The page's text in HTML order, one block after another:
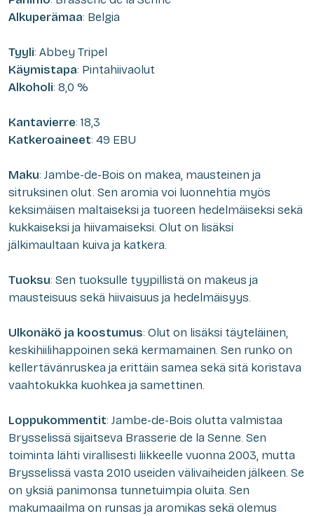
Alkuperämaa: Belgia
Tyyli: Abbey Tripel
Käymistapa: Pintahiivaolut
Alkoholi: 8,0 %
Kantavierre: 18,3
Katkeroaineet: 49 EBU
Maku: Jambe-de-Bois on makea, mausteinen ja
sitruksinen olut. Sen aromia voi luonnehtia myös
keksimäisen maltaiseksi ja tuoreen hedelmäiseksi sekä
kukkaiseksi ja hiivamaiseksi. Olut on lisäksi
jälkimaultaan kuiva ja katkera.
Tuoksu: Sen tuoksulle tyypillistä on makeus ja
mausteisuus sekä hiivaisuus ja hedelmäisyys.
Ulkonäkö ja koostumus: Olut on lisäksi täyteläinen,
keskihiilihappoinen sekä kermamainen. Sen runko on
kellertävänruskea ja erittäin samea sekä sitä koristava
vaahtokukka kuohkea ja samettinen.
Loppukommentit: Jambe-de-Bois olutta valmistaa
Brysselissä sijaitseva Brasserie de la Senne. Sen
toiminta lähti virallisesti liikkeelle vuonna 2003, mutta
Brysselissä vasta 2010 useiden välivaiheiden jälkeen. Se
on yksiä panimonsa tunnetuimpia oluita. Sen
makumaailma on runsas ja aromikas sekä olemus